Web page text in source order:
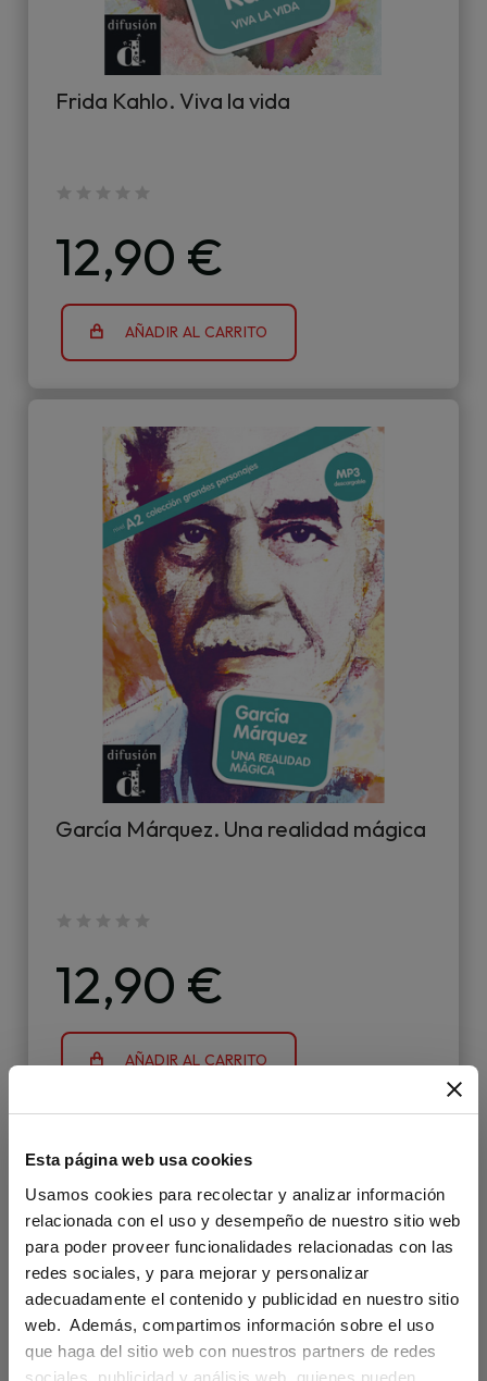
Esta página web usa cookies
Usamos cookies para recolectar y analizar información
relacionada con el uso y desempeño de nuestro sitio web
para poder proveer funcionalidades relacionadas con las
redes sociales, y para mejorar y personalizar
adecuadamente el contenido y publicidad en nuestro sitio
web. Además, compartimos información sobre el uso
que haga del sitio web con nuestros partners de redes
sociales, publicidad y análisis web, quienes pueden
Frida Kahlo. Viva la vida
12,90 €
AÑADIR AL CARRITO
García Márquez. Una realidad mágica
12,90 €
AÑADIR AL CARRITO